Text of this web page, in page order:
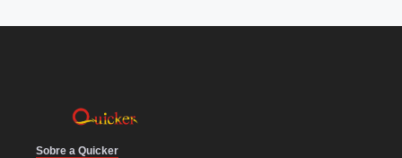
Sobre a Quicker